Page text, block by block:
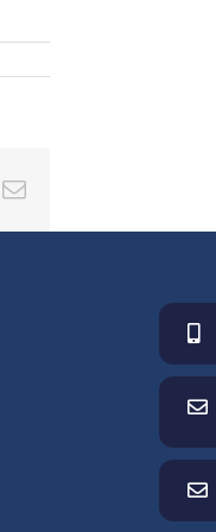
Correo